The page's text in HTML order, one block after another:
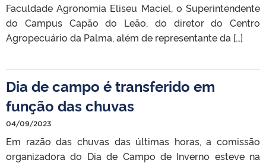
Faculdade Agronomia Eliseu Maciel, o Superintendente
do Campus Capão do Leão, do diretor do Centro
Agropecuário da Palma, além de representante da […]
Dia de campo é transferido em
função das chuvas
04/09/2023
Em razão das chuvas das últimas horas, a comissão
organizadora do Dia de Campo de Inverno esteve na